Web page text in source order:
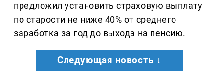
предложил установить страховую выплату
по старости не ниже 40% от среднего
заработка за год до выхода на пенсию.
Следующая новость ↓